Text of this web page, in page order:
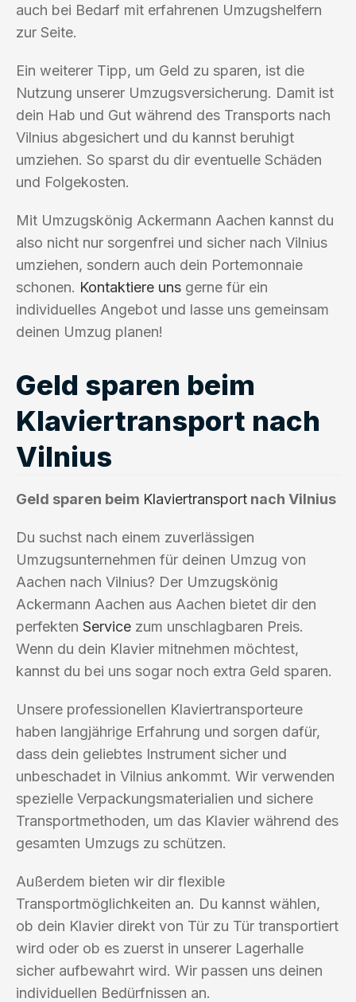
auch bei Bedarf mit erfahrenen Umzugshelfern
zur Seite.
Ein weiterer Tipp, um Geld zu sparen, ist die
Nutzung unserer Umzugsversicherung. Damit ist
dein Hab und Gut während des Transports nach
Vilnius abgesichert und du kannst beruhigt
umziehen. So sparst du dir eventuelle Schäden
und Folgekosten.
Mit Umzugskönig Ackermann Aachen kannst du
also nicht nur sorgenfrei und sicher nach Vilnius
umziehen, sondern auch dein Portemonnaie
schonen. Kontaktiere uns gerne für ein
individuelles Angebot und lasse uns gemeinsam
deinen Umzug planen!
Geld sparen beim
Klaviertransport nach
Vilnius
Geld sparen beim Klaviertransport nach Vilnius
Du suchst nach einem zuverlässigen
Umzugsunternehmen für deinen Umzug von
Aachen nach Vilnius? Der Umzugskönig
Ackermann Aachen aus Aachen bietet dir den
perfekten Service zum unschlagbaren Preis.
Wenn du dein Klavier mitnehmen möchtest,
kannst du bei uns sogar noch extra Geld sparen.
Unsere professionellen Klaviertransporteure
haben langjährige Erfahrung und sorgen dafür,
dass dein geliebtes Instrument sicher und
unbeschadet in Vilnius ankommt. Wir verwenden
spezielle Verpackungsmaterialien und sichere
Transportmethoden, um das Klavier während des
gesamten Umzugs zu schützen.
Außerdem bieten wir dir flexible
Transportmöglichkeiten an. Du kannst wählen,
ob dein Klavier direkt von Tür zu Tür transportiert
wird oder ob es zuerst in unserer Lagerhalle
sicher aufbewahrt wird. Wir passen uns deinen
individuellen Bedürfnissen an.